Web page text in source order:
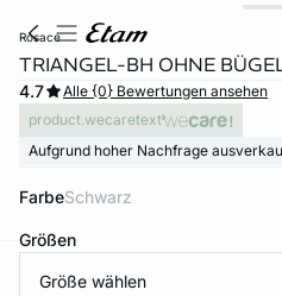
rosace
TRIANGEL-BH OHNE
4.7
Alle {0} Bewertungen ansehen
product.wecaretext
Aufgrund hoher Nachfrage
Farbe schwarz
Größen
Größe wählen